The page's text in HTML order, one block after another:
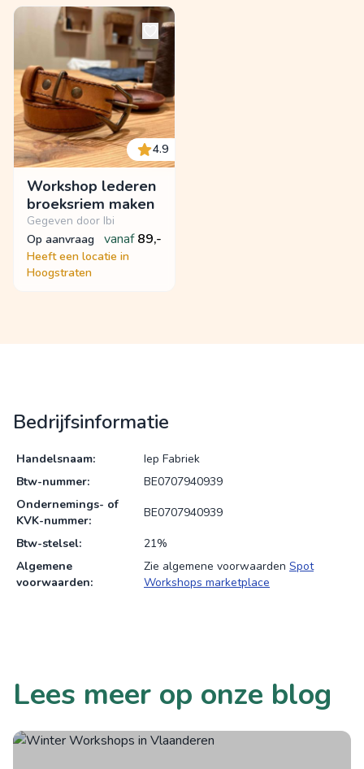
4.9
Workshop lederen
broeksriem maken
Gegeven door Ibi
op aanvraag
vanaf 89,-
Heeft een locatie in
Hoogstraten
Bedrijfsinformatie
Handelsnaam:
Iep Fabriek
Btw-nummer:
BE0707940939
Ondernemings- of
KVK-nummer:
BE0707940939
Btw-stelsel:
21%
Algemene
voorwaarden:
Zie algemene voorwaarden Spot
Workshops marketplace
Lees meer op onze blog